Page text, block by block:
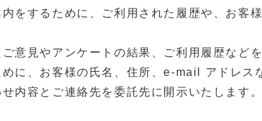
をするために、ご利⽤された履歴や、お
意⾒やアンケートの結果、ご利⽤履歴などを
に、お客様の⽒名、住所、e-mail アドレ
内容とご連絡先を委託先に開⽰いたします